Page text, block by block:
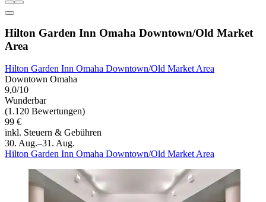
Hilton Garden Inn Omaha Downtown/Old Market
Area
Hilton Garden Inn Omaha Downtown/Old Market Area
Downtown Omaha
9,0/10
Wunderbar
(1.120 Bewertungen)
99 €
inkl. Steuern & Gebühren
30. Aug.–31. Aug.
Hilton Garden Inn Omaha Downtown/Old Market Area